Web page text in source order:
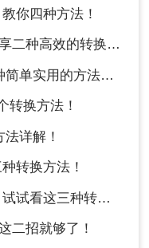
你四种方法！
高效的转换方法！
实用的方法分享！
转换方法！
详解！
转换方法！
这三种转换方式！
二招就够了！